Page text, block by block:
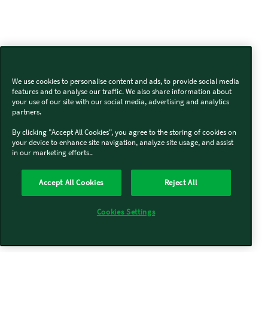
We use cookies to personalise content and ads, to provide social media
features and to analyse our traffic. We also share information about
your use of our site with our social media, advertising and analytics
partners.
By clicking "Accept All Cookies", you agree to the storing of cookies on
your device to enhance site navigation, analyze site usage, and assist
in our marketing efforts..
Accept All Cookies Reject All
Cookies Settings